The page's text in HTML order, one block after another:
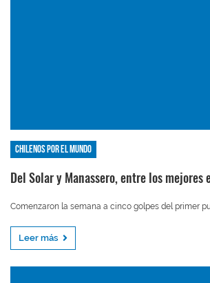
Chilenos por el mundo
Del Solar y Manassero, entre los mejores
Comenzaron la semana a cinco golpes del primer
Leer más